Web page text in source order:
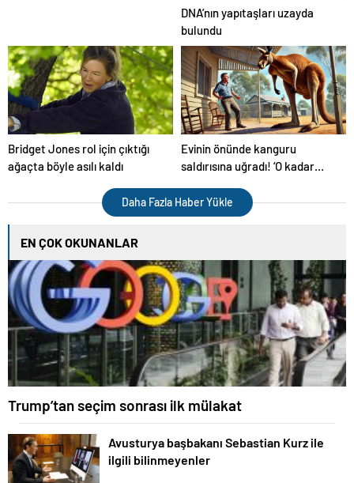
DNA’nın yapıtaşları uzayda
bulundu
Bridget Jones rol için çıktığı
ağaçta böyle asılı kaldı
Evinin önünde kanguru
saldırısına uğradı! ‘O kadar
Daha Fazla Haber Yükle
EN ÇOK OKUNANLAR
Trump’tan seçim sonrası ilk mülakat
Avusturya başbakanı Sebastian Kurz ile
ilgili bilinmeyenler